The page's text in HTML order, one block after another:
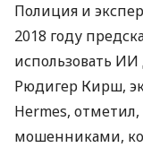
Полиция и
2018 году
использовать ИИ
Рюдигер Кирш,
Hermes, отметил,
мошенниками,